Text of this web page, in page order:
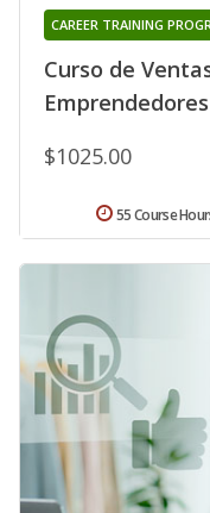
Curso de
Emprendedores
CAREER TRAINING
$1025.00
55 Course